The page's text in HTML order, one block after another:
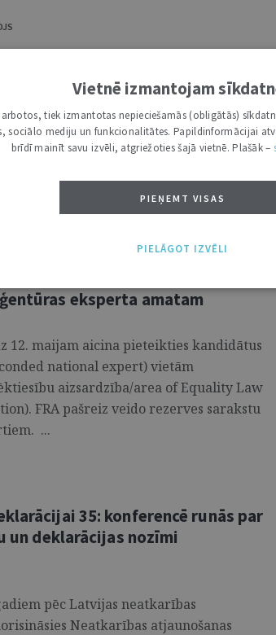
jomas tālākizglītotāju
birojs (KNAB) aicina valsts un
KNAB pretkorupcijas jomas
mērķis ir stiprināt pretkorupcijas
pašvaldību institūciju iesaisti savu
jautājumiem. ...
eksperta amatam
12. maijam aicina pieteikties kandidātus
national expert) vietām
aizsardzība/area of Equality Law
FRA pašreiz veido rezerves sarakstu
...
35: konferencē runās par
deklarācijas nozīmi
pēc Latvijas neatkarības
Neatkarības atjaunošanas
Vietnē izmantojam
tiek izmantotas nepieciešamās (obligātās)
sociālo mediju un funkcionalitātes. Papildinformācijai
brīdī mainīt savu izvēli, atgriežoties šajā vietnē. Plašāk –
PIEŅEMT VISAS
PIELĀGOT IZVĒLI